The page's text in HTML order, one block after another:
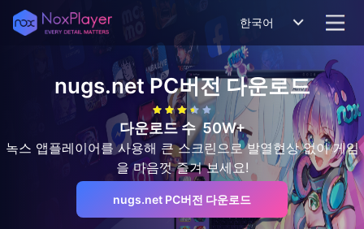
한국어
nugs.netPC버전 다운로드
다운로드 수 50W+
녹스 앱플레이어를 사용해 큰 스크린으로 발열현상 없이 게임
을 마음껏 즐겨 보세요!
nugs.net PC버전 다운로드